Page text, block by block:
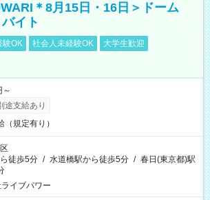
＊8月15日・16日＞ドーム
イト
験OK 社会人未経験OK
大学生歓迎
～
途支給あり
（規定有り）
徒歩5分 / 水道橋駅から徒歩5分 / 春日(東京都)駅
イブパワー